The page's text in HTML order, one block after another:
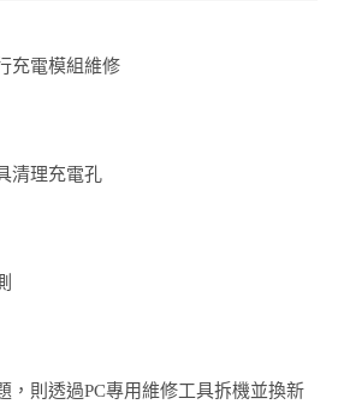
充電模組維修
清理充電孔
，則透過PC專用維修工具拆機並換新